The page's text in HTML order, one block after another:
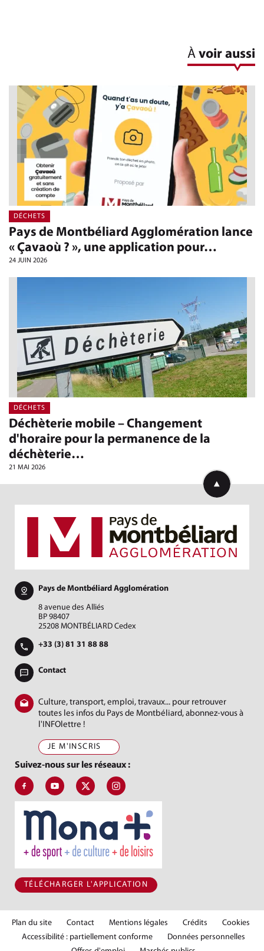
À voir aussi
Pays de Montbéliard Agglomération lance
« Çavaoù ? », une application pour…
24 JUIN 2026
DÉCHETS
Déchèterie mobile – Changement
d'horaire pour la permanence de la
déchèterie…
21 MAI 2026
DÉCHETS
Retourner en
Pays de Montbéliard Agglomération
8 avenue des Alliés
BP 98407
25208 MONTBÉLIARD Cedex
+33 (3) 81 31 88 88
Contact
Culture, transport, emploi, travaux... pour retrouver
toutes les infos du Pays de Montbéliard, abonnez-vous à
l'INFOlettre !
JE M'INSCRIS
Suivez-nous sur les réseaux :
Suivez-nous sur Facebook, J'aime le Pays de Montbéliard
Suivez-nous sur Youtube, Pays de Montbéliard
Suivez-nous sur X, Pays de Montbéliard
Suivez-nous sur Instagram, Pays de
TÉLÉCHARGER L'APPLICATION
Plan du site Contact Mentions légales Crédits
Cookies
Accessibilité : partiellement conforme
Données personnelles